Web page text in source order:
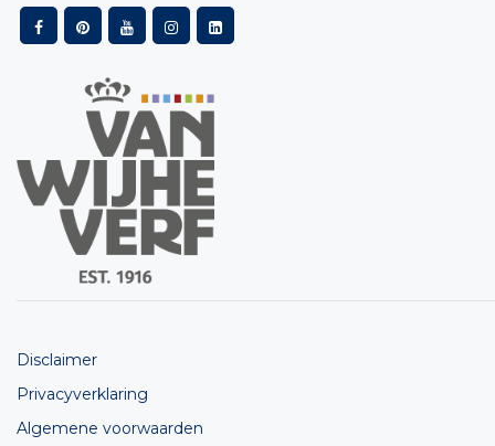
Disclaimer
Privacyverklaring
Algemene voorwaarden